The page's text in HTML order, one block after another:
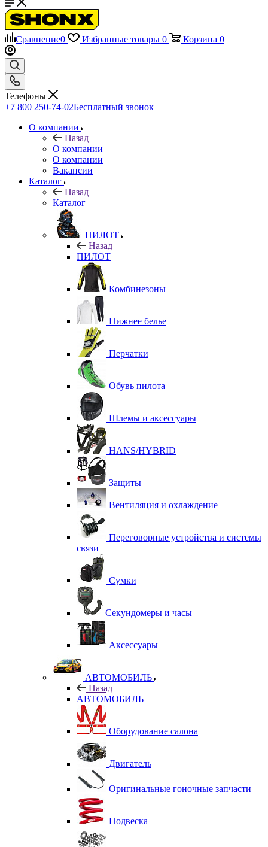
Сравнение0 Избранные товары 0 Корзина 0
Телефоны
+7 800 250-74-02Бесплатный звонок
О компании
Назад
О компании
О компании
Вакансии
Каталог
Назад
Каталог
ПИЛОТ
Назад
ПИЛОТ
Комбинезоны
Нижнее белье
Перчатки
Обувь пилота
Шлемы и аксессуары
HANS/HYBRID
Защиты
Вентиляция и охлаждение
Переговорные устройства и системы
связи
Сумки
Секундомеры и часы
Аксессуары
АВТОМОБИЛЬ
Назад
АВТОМОБИЛЬ
Оборудование салона
Двигатель
Оригинальные гоночные запчасти
Подвеска